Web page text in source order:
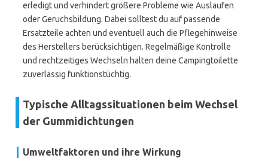
erledigt und verhindert größere Probleme wie Auslaufen
oder Geruchsbildung. Dabei solltest du auf passende
Ersatzteile achten und eventuell auch die Pflegehinweise
des Herstellers berücksichtigen. Regelmäßige Kontrolle
und rechtzeitiges Wechseln halten deine Campingtoilette
zuverlässig funktionstüchtig.
Typische Alltagssituationen beim Wechsel
der Gummidichtungen
Umweltfaktoren und ihre Wirkung